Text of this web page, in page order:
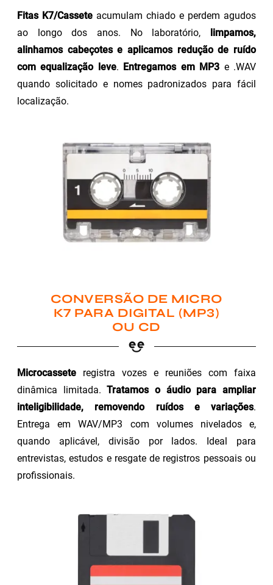
Fitas K7/Cassete acumulam chiado e perdem agudos
ao longo dos anos. No laboratório, limpamos,
alinhamos cabeçotes e aplicamos redução de ruído
com equalização leve. Entregamos em MP3 e .WAV
quando solicitado e nomes padronizados para fácil
localização.
CONVERSÃO DE MICRO
K7 PARA DIGITAL (MP3)
OU CD
Microcassete registra vozes e reuniões com faixa
dinâmica limitada.Tratamos o áudio para ampliar
inteligibilidade, removendo ruídos e variações.
Entrega em WAV/MP3 com volumes nivelados e,
quando aplicável, divisão por lados. Ideal para
entrevistas, estudos e resgate de registros pessoais ou
profissionais.